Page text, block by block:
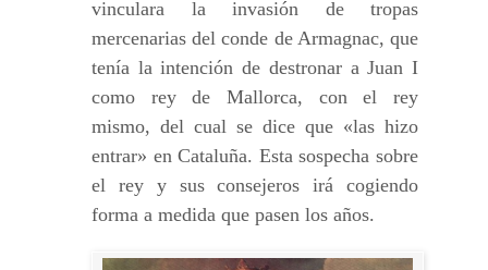
vinculara la invasión de tropas
mercenarias del conde de Armagnac, que
tenía la intención de destronar a Juan I
como rey de Mallorca, con el rey
mismo, del cual se dice que «las hizo
entrar» en Cataluña. Esta sospecha sobre
el rey y sus consejeros irá cogiendo
forma a medida que pasen los años.